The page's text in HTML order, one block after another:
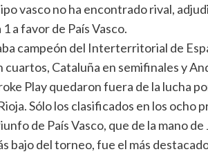
vasco no ha encontrado rival,
a favor de País Vasco.
campeón del Interterritorial de
Cataluña en semifinales y
Play quedaron fuera de la lucha
Sólo los clasificados en los ocho
de País Vasco, que de la mano
bajo del torneo, fue el más